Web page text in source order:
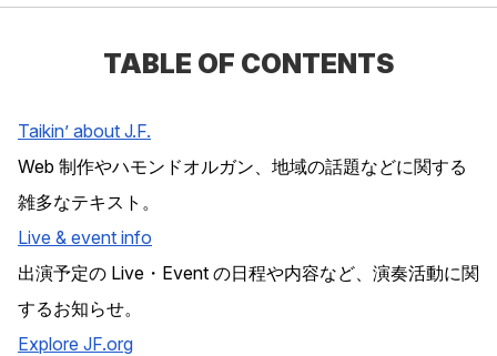
TABLE OF CONTENTS
Taikin’ about J.F.
Web 制作やハモンドオルガン、地域の話題などに関する
雑多なテキスト。
Live & event info
出演予定の Live・Event の日程や内容など、演奏活動に関
するお知らせ。
Explore JF.org